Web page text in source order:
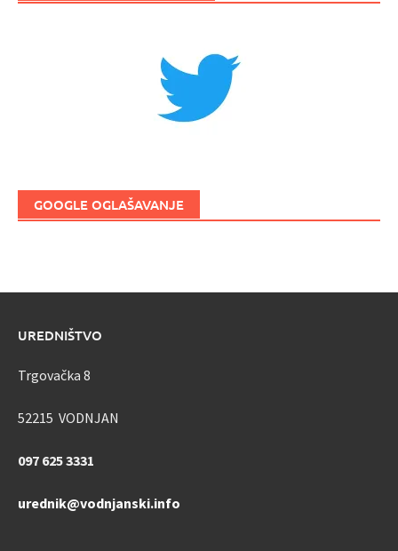
GOOGLE OGLAŠAVANJE
UREDNIŠTVO
Trgovačka 8
52215 VODNJAN
097 625 3331
urednik@vodnjanski.info